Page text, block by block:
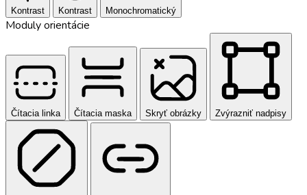
Kontrast Kontrast Monochromatický
Moduly orientácie
Čítacia linka Čítacia maska Skryť obrázky Zvýrazniť nadpisy